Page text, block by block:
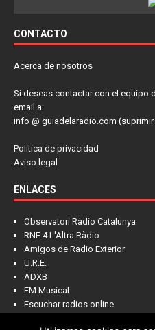
CONTACTO
Acerca de nosotros
Si deseas contactar con el equipo
email a:
info @ guiadelaradio.com
Política de privacidad
Aviso legal
ENLACES
Observatori Ràdio Catalunya
RNE 4 L'Altra Ràdio
Amigos de Radio Exterior
U.R.E.
ADXB
FM Musical
Escuchar radios online